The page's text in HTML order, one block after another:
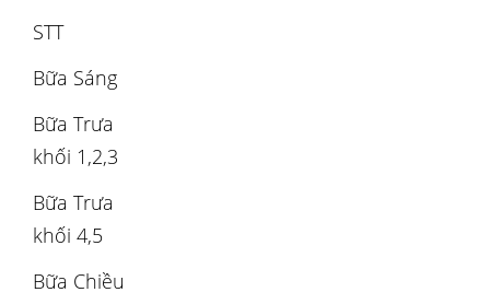
STT
Bữa Sáng
Bữa Trưa
khối 1,2,3
Bữa Trưa
khối 4,5
Bữa Chiều